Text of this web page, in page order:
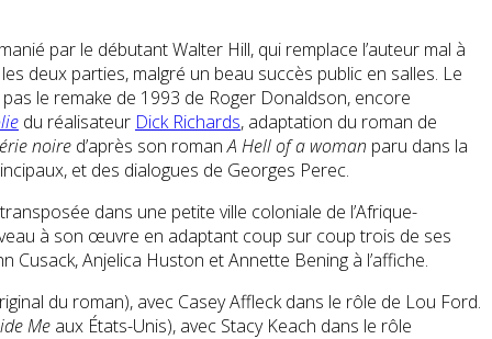
par le débutant Walter Hill, qui remplace l’auteur mal à
deux parties, malgré un beau succès public en salles. Le
le remake de 1993 de Roger Donaldson, encore
du réalisateur Dick Richards, adaptation du roman de
noire d’après son romanA Hell of a woman paru dans la
et des dialogues de Georges Perec.
dans une petite ville coloniale de l’Afrique-
à son œuvre en adaptant coup sur coup trois de ses
Anjelica Huston et Annette Bening à l’affiche.
du roman), avec Casey Affleck dans le rôle de Lou Ford.
Me aux États-Unis), avec Stacy Keach dans le rôle